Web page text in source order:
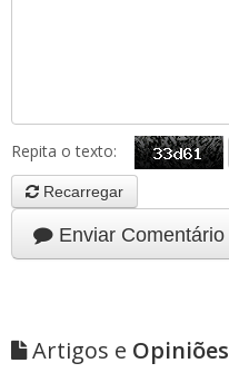
Repita o texto:
Recarregar
Enviar Comentário
Artigos e Opiniões